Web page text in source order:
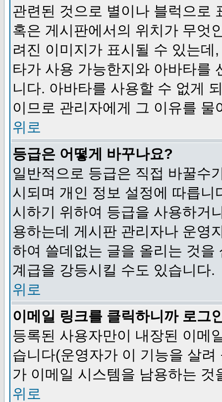
관련된 것으로 별이나 블럭으로
혹은 게시판에서의 위치가 무엇
려진 이미지가 표시될 수 있는
타가 사용 가능한지와 아바타를
니다. 아바타를 사용할 수 없게
이므로 관리자에게 그 이유를 물
위로
등급은 어떻게 바꾸나요?
일반적으로 등급은 직접 바꿀수
시되며 개인 정보 설정에 따릅
시하기 위하여 등급을 사용하거
용하는데 게시판 관리자나 운영
하여 쓸데없는 글을 올리는 것
계급을 강등시킬 수도 있습니다.
위로
이메일 링크를 클릭하니까 로그
등록된 사용자만이 내장된 이메
습니다(운영자가 이 기능을 살
가 이메일 시스템을 남용하는 것
위로